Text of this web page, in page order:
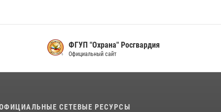
главным организатором и наставником
которого выступил ОМОН «Ратибор»
краю.
ФГУП "Охрана" Росгвардия
Официальный сайт
СЕТЕВЫЕ РЕСУРСЫ